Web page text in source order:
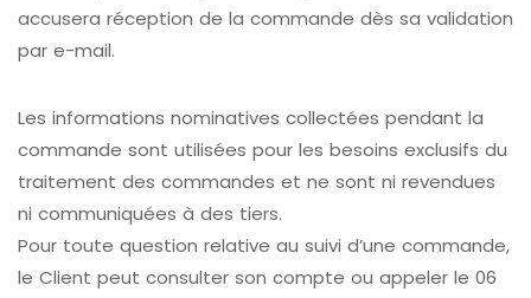
accusera réception de la commande dès sa validation
par e-mail.
Les informations nominatives collectées pendant la
commande sont utilisées pour les besoins exclusifs du
traitement des commandes et ne sont ni revendues
ni communiquées à des tiers.
Pour toute question relative au suivi d’une commande,
le Client peut consulter son compte ou appeler le 06